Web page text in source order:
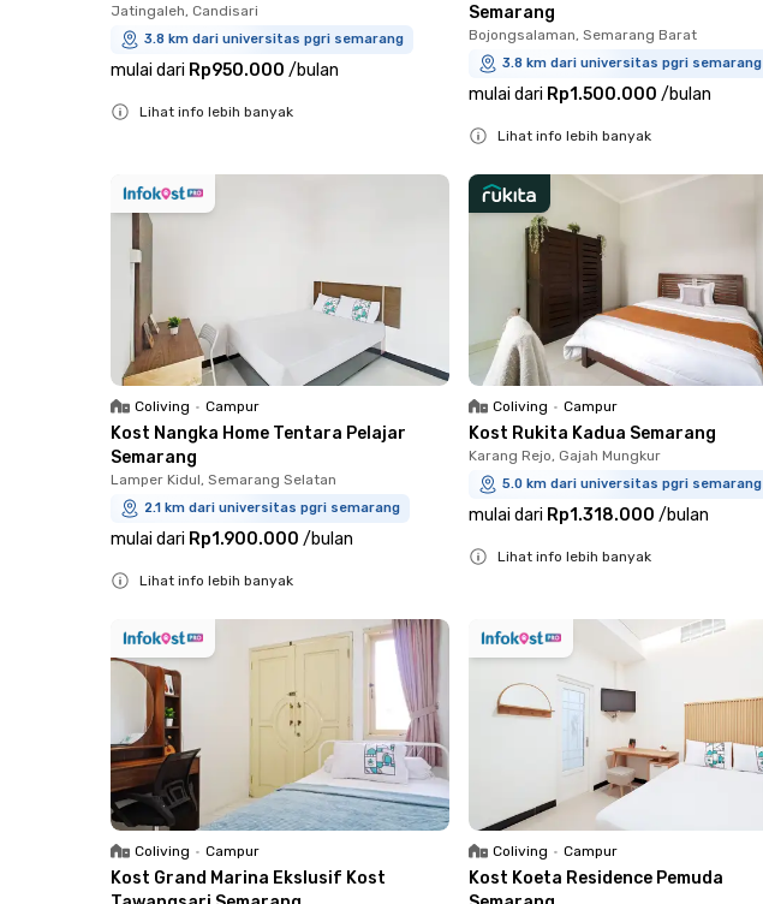
Jatingaleh, Candisari
3.8 km dari universitas pgri semarang
mulai dari Rp950.000 /bulan
Lihat info lebih banyak
Semarang
Bojongsalaman, Semarang Barat
3.8 km dari universitas pgri semarang
mulai dari Rp1.500.000 /bulan
Lihat info lebih banyak
Coliving • Campur
Kost Nangka Home Tentara Pelajar
Semarang
Lamper Kidul, Semarang Selatan
2.1 km dari universitas pgri semarang
mulai dari Rp1.900.000 /bulan
Lihat info lebih banyak
Coliving • Campur
Kost Rukita Kadua Semarang
Karang Rejo, Gajah Mungkur
5.0 km dari universitas pgri semarang
mulai dari Rp1.318.000 /bulan
Lihat info lebih banyak
Coliving • Campur
Kost Grand Marina Ekslusif Kost
Coliving • Campur
Kost Koeta Residence Pemuda